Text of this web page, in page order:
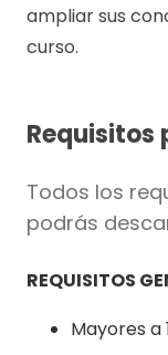
ampliar sus
curso.
Todos los
podrás
REQUISITOS
Mayores a